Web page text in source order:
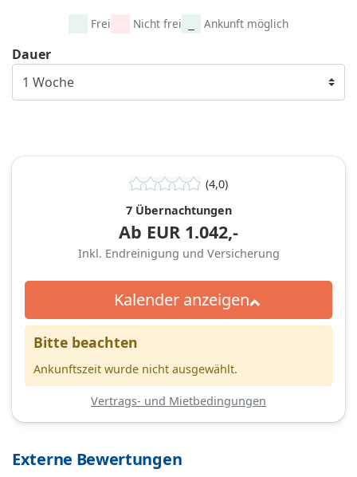
Frei Nicht frei Ankunft möglich
Dauer
(4,0)
7 Übernachtungen
Ab EUR 1.042,-
Inkl. Endreinigung und Versicherung
Kalender anzeigen
Bitte beachten
Ankunftszeit wurde nicht ausgewählt.
Vertrags- und Mietbedingungen
Externe Bewertungen